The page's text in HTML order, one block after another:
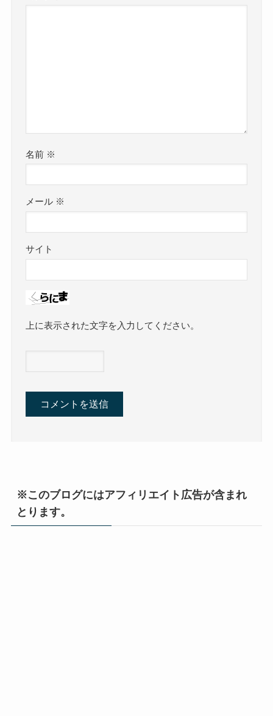
名前 ※
メール ※
サイト
上に表示された文字を入力してください。
※このブログにはアフィリエイト広告が含まれ
とります。